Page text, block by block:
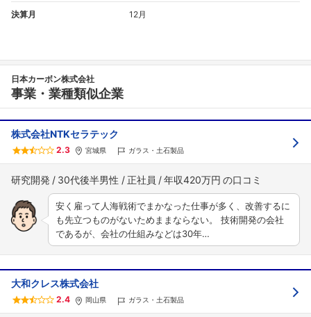
決算月 12月
日本カーボン株式会社
事業・業種類似企業
株式会社NTKセラテック
2.3 宮城県 ガラス・土石製品
研究開発 30代後半男性 正社員 年収420万円
安く雇って人海戦術でまかなった仕事が多く、改善するに
も先立つものがないためままならない。 技術開発の会社
であるが、会社の仕組みなどは30年…
大和クレス株式会社
2.4 岡山県 ガラス・土石製品